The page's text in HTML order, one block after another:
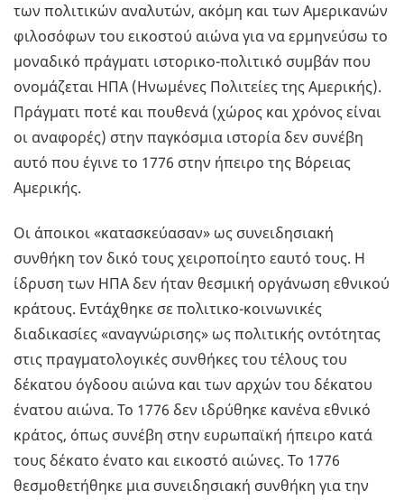
των πολιτικών αναλυτών, ακόμη και των Αμερικανών
φιλοσόφων του εικοστού αιώνα για να ερμηνεύσω το
μοναδικό πράγματι ιστορικο-πολιτικό συμβάν που
ονομάζεται ΗΠΑ (Ηνωμένες Πολιτείες της Αμερικής).
Πράγματι ποτέ και πουθενά (χώρος και χρόνος είναι
οι αναφορές) στην παγκόσμια ιστορία δεν συνέβη
αυτό που έγινε το 1776 στην ήπειρο της Βόρειας
Αμερικής.
Οι άποικοι «κατασκεύασαν» ως συνειδησιακή
συνθήκη τον δικό τους χειροποίητο εαυτό τους. Η
ίδρυση των ΗΠΑ δεν ήταν θεσμική οργάνωση εθνικού
κράτους. Εντάχθηκε σε πολιτικο-κοινωνικές
διαδικασίες «αναγνώρισης» ως πολιτικής οντότητας
στις πραγματολογικές συνθήκες του τέλους του
δέκατου όγδοου αιώνα και των αρχών του δέκατου
ένατου αιώνα. Το 1776 δεν ιδρύθηκε κανένα εθνικό
κράτος, όπως συνέβη στην ευρωπαϊκή ήπειρο κατά
τους δέκατο ένατο και εικοστό αιώνες. Το 1776
θεσμοθετήθηκε μια συνειδησιακή συνθήκη για την